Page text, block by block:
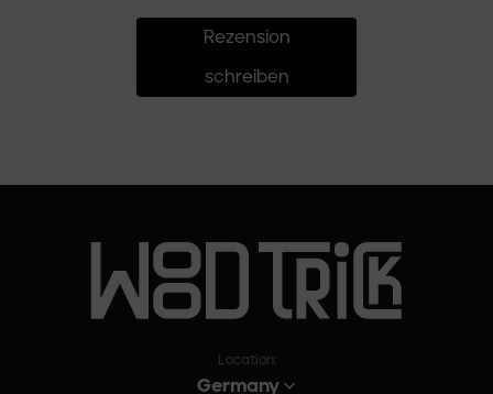
Rezension
schreiben
Location:
Germany